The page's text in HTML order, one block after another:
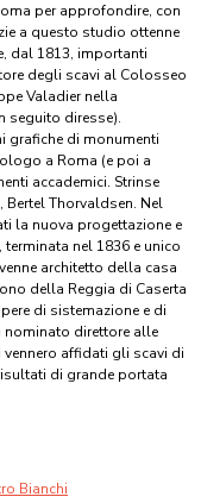
per approfondire, con
a questo studio ottenne
dal 1813, importanti
degli scavi al Colosseo
Valadier nella
seguito diresse).
grafiche di monumenti
a Roma (e poi a
accademici. Strinse
Thorvaldsen. Nel
la nuova progettazione e
nel 1836 e unico
architetto della casa
della Reggia di Caserta
di sistemazione e di
nominato direttore alle
affidati gli scavi di
di grande portata
Bianchi